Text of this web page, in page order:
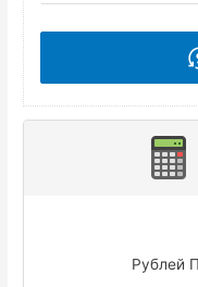
Рублей